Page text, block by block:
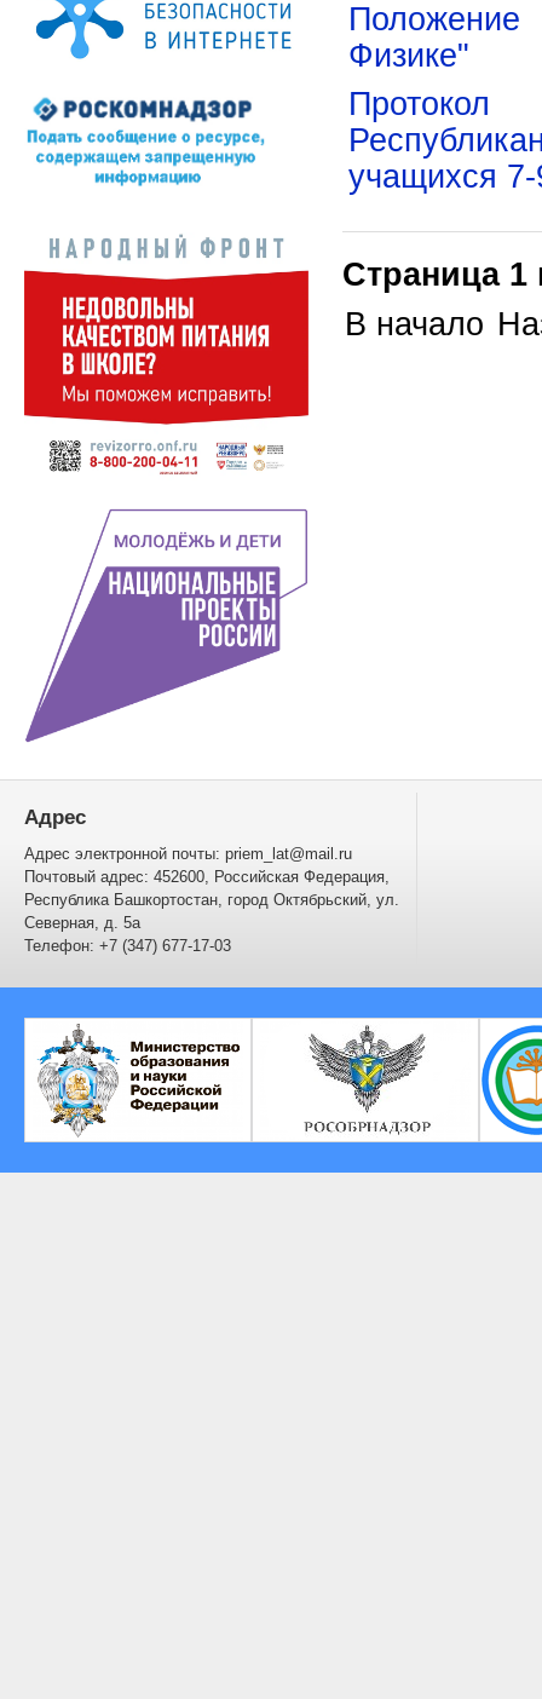
Физике"
учащихся 7-
Страница 1
В начало
Адрес
Адрес электронной почты: priem_lat@mail.ru
Почтовый адрес: 452600, Российская Федерация,
Республика Башкортостан, город Октябрьский, ул.
Северная, д. 5а
Телефон: +7 (347) 677-17-03